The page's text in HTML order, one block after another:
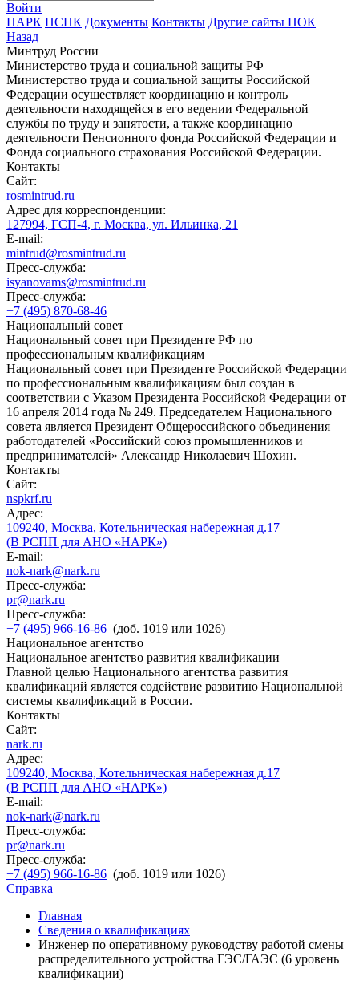
Войти
НАРК НСПК Документы Контакты Другие сайты НОК
Назад
Минтруд России
Министерство труда и социальной защиты РФ
Министерство труда и социальной защиты Российской
Федерации осуществляет координацию и контроль
деятельности находящейся в его ведении Федеральной
службы по труду и занятости, а также координацию
деятельности Пенсионного фонда Российской Федерации и
Фонда социального страхования Российской Федерации.
Контакты
Сайт:
rosmintrud.ru
Адрес для корреспонденции:
127994, ГСП-4, г. Москва, ул. Ильинка, 21
E-mail:
mintrud@rosmintrud.ru
Пресс-служба:
isyanovams@rosmintrud.ru
Пресс-служба:
+7 (495) 870-68-46
Национальный совет
Национальный совет при Президенте РФ по
профессиональным квалификациям
Национальный совет при Президенте Российской Федерации
по профессиональным квалификациям был создан в
соответствии с Указом Президента Российской Федерации от
16 апреля 2014 года № 249. Председателем Национального
совета является Президент Общероссийского объединения
работодателей «Российский союз промышленников и
предпринимателей» Александр Николаевич Шохин.
Контакты
Сайт:
nspkrf.ru
Адрес:
109240, Москва, Котельническая набережная д.17
(В РСПП для АНО «НАРК»)
E-mail:
nok-nark@nark.ru
Пресс-служба:
pr@nark.ru
Пресс-служба:
+7 (495) 966-16-86 (доб. 1019 или 1026)
Национальное агентство
Национальное агентство развития квалификации
Главной целью Национального агентства развития
квалификаций является содействие развитию Национальной
системы квалификаций в России.
Контакты
Сайт:
nark.ru
Адрес:
109240, Москва, Котельническая набережная д.17
(В РСПП для АНО «НАРК»)
E-mail:
nok-nark@nark.ru
Пресс-служба:
pr@nark.ru
Пресс-служба:
+7 (495) 966-16-86 (доб. 1019 или 1026)
Справка
Главная
Сведения о квалификациях
Инженер по оперативному руководству работой смены
распределительного устройства ГЭС/ГАЭС (6 уровень
квалификации)